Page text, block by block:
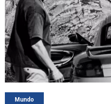
Mundo